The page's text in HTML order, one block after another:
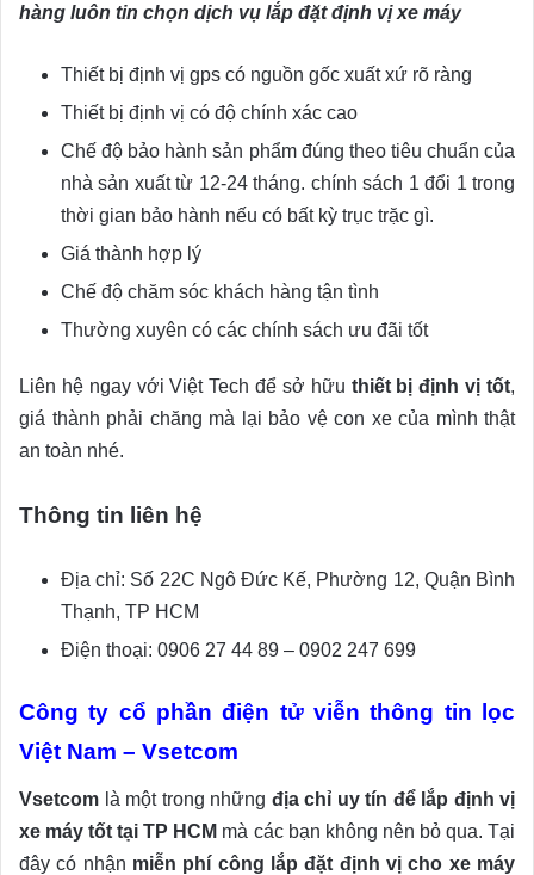
hàng luôn tin chọn dịch vụ lắp đặt định vị xe máy
Thiết bị định vị gps có nguồn gốc xuất xứ rõ ràng
Thiết bị định vị có độ chính xác cao
Chế độ bảo hành sản phẩm đúng theo tiêu chuẩn của
nhà sản xuất từ 12-24 tháng. chính sách 1 đổi 1 trong
thời gian bảo hành nếu có bất kỳ trục trặc gì.
Giá thành hợp lý
Chế độ chăm sóc khách hàng tận tình
Thường xuyên có các chính sách ưu đãi tốt
Liên hệ ngay với Việt Tech để sở hữu thiết bị định vị tốt,
giá thành phải chăng mà lại bảo vệ con xe của mình thật
an toàn nhé.
Thông tin liên hệ
Địa chỉ: Số 22C Ngô Đức Kế, Phường 12, Quận Bình
Thạnh, TP HCM
Điện thoại: 0906 27 44 89 – 0902 247 699
Công ty cổ phần điện tử viễn thông tin lọc
Việt Nam – Vsetcom
Vsetcom là một trong những địa chỉ uy tín để lắp định vị
xe máy tốt tại TP HCM mà các bạn không nên bỏ qua. Tại
đây có nhận miễn phí công lắp đặt định vị cho xe máy